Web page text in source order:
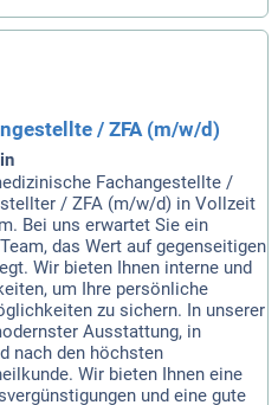
/ ZFA (m/w/d)
Fachangestellte /
/ ZFA (m/w/d) in Vollzeit
Bei uns erwartet Sie ein
das Wert auf gegenseitigen
Wir bieten Ihnen interne und
um Ihre persönliche
zu sichern. In unserer
Ausstattung, in
nach den höchsten
Wir bieten Ihnen eine
und eine gute